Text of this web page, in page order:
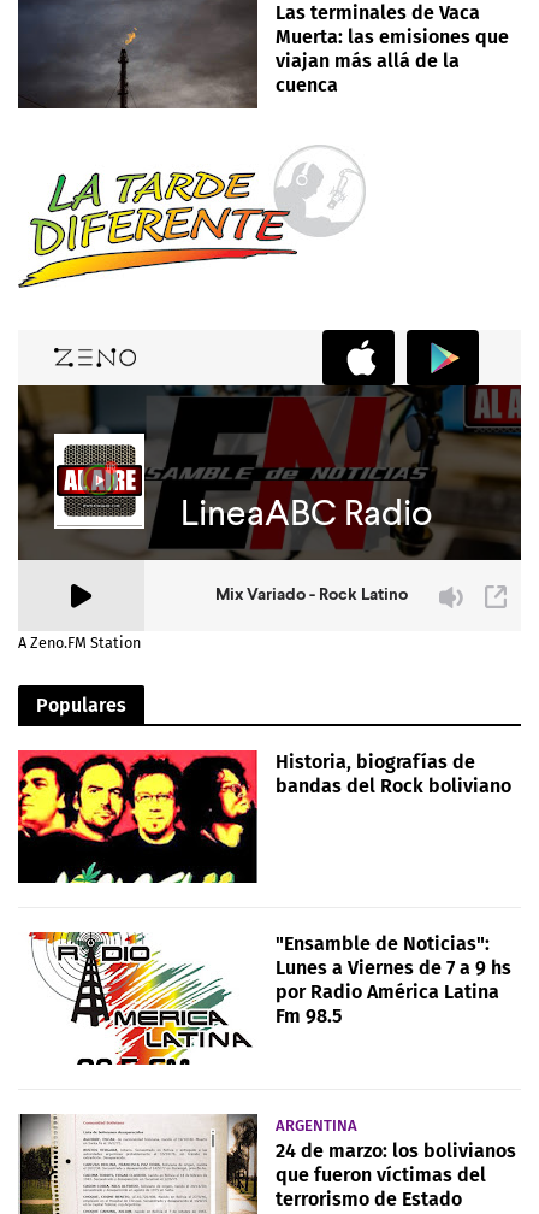
Las terminales de Vaca
Muerta: las emisiones que
viajan más allá de la
cuenca
A Zeno.FM Station
Populares
Historia, biografías de
bandas del Rock boliviano
"Ensamble de Noticias":
Lunes a Viernes de 7 a 9 hs
por Radio América Latina
Fm 98.5
ARGENTINA
24 de marzo: los bolivianos
que fueron víctimas del
terrorismo de Estado